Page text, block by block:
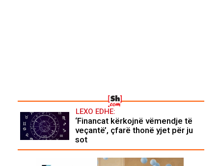
LEXO EDHE:
‘Financat kërkojnë vëmendje të
veçantë’, çfarë thonë yjet për ju
sot